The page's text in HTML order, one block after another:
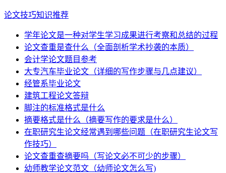
论文技巧知识推荐
学年论文是一种对学生学习成果进行考察和总结的过程
论文查重是查什么（全面剖析学术抄袭的本质）
会计学论文题目参考
大专汽车毕业论文（详细的写作步骤与几点建议）
经管系毕业论文
建筑工程论文答辩
脚注的标准格式是什么
摘要格式是什么（摘要写作的要求是什么）
在职研究生论文经常遇到哪些问题（在职研究生论文写
作技巧）
论文查重查摘要吗（写论文必不可少的步骤）
幼师教学论文范文（幼师论文怎么写)